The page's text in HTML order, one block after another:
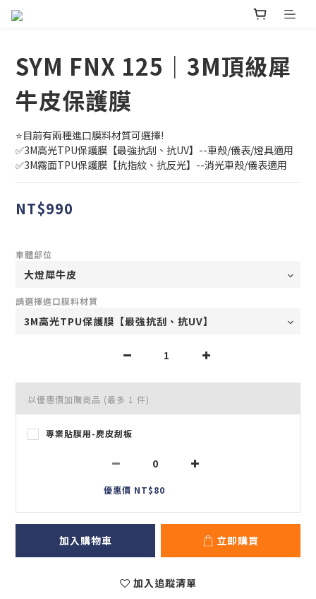
SYM FNX 125｜3M頂級犀
牛皮保護膜
⭐目前有兩種進口膜料材質可選擇!
✅3M高光TPU保護膜【最強抗刮、抗UV】--車殼/儀表/燈具適用
✅3M霧面TPU保護膜【抗指紋、抗反光】--消光車殼/儀表適用
NT$990
車體部位
請選擇進口膜料材質
以優惠價加購商品 (最多 1 件)
專業貼膜用-麂皮刮板
優惠價 NT$80
加入購物車 立即購買
加入追蹤清單